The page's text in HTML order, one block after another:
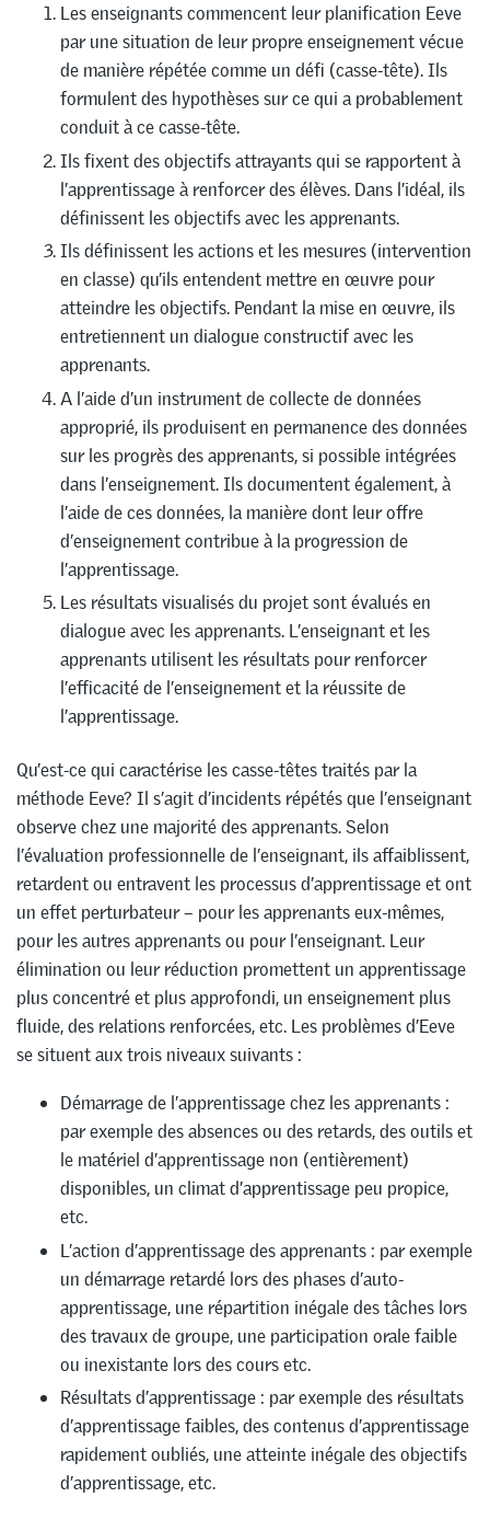
Les enseignants commencent leur planification Eeve
par une situation de leur propre enseignement vécue
de manière répétée comme un défi (casse-tête). Ils
formulent des hypothèses sur ce qui a probablement
conduit à ce casse-tête.
Ils fixent des objectifs attrayants qui se rapportent à
l’apprentissage à renforcer des élèves. Dans l’idéal, ils
définissent les objectifs avec les apprenants.
Ils définissent les actions et les mesures (intervention
en classe) qu’ils entendent mettre en œuvre pour
atteindre les objectifs. Pendant la mise en œuvre, ils
entretiennent un dialogue constructif avec les
apprenants.
A l’aide d’un instrument de collecte de données
approprié, ils produisent en permanence des données
sur les progrès des apprenants, si possible intégrées
dans l’enseignement. Ils documentent également, à
l’aide de ces données, la manière dont leur offre
d’enseignement contribue à la progression de
l’apprentissage.
Les résultats visualisés du projet sont évalués en
dialogue avec les apprenants. L’enseignant et les
apprenants utilisent les résultats pour renforcer
l’efficacité de l’enseignement et la réussite de
l’apprentissage.
Qu’est-ce qui caractérise les casse-têtes traités par la
méthode Eeve? Il s’agit d’incidents répétés que l’enseignant
observe chez une majorité des apprenants. Selon
l’évaluation professionnelle de l’enseignant, ils affaiblissent,
retardent ou entravent les processus d’apprentissage et ont
un effet perturbateur – pour les apprenants eux-mêmes,
pour les autres apprenants ou pour l’enseignant. Leur
élimination ou leur réduction promettent un apprentissage
plus concentré et plus approfondi, un enseignement plus
fluide, des relations renforcées, etc. Les problèmes d’Eeve
se situent aux trois niveaux suivants :
Démarrage de l’apprentissage chez les apprenants :
par exemple des absences ou des retards, des outils et
le matériel d’apprentissage non (entièrement)
disponibles, un climat d’apprentissage peu propice,
etc.
L’action d’apprentissage des apprenants : par exemple
un démarrage retardé lors des phases d’auto-
apprentissage, une répartition inégale des tâches lors
des travaux de groupe, une participation orale faible
ou inexistante lors des cours etc.
Résultats d’apprentissage : par exemple des résultats
d’apprentissage faibles, des contenus d’apprentissage
rapidement oubliés, une atteinte inégale des objectifs
d’apprentissage, etc.